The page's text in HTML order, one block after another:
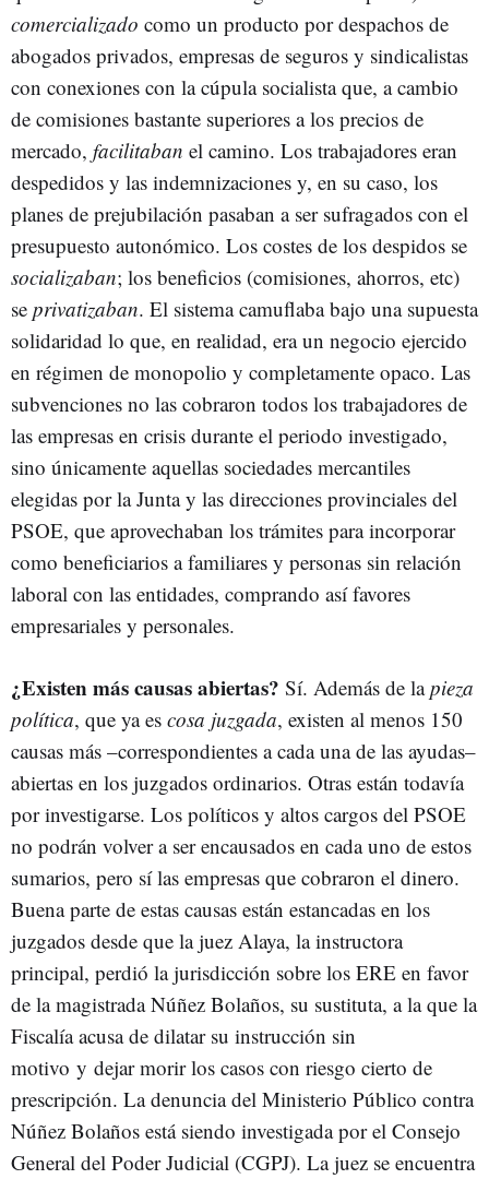
comercializado como un producto por despachos de
abogados privados, empresas de seguros y sindicalistas
con conexiones con la cúpula socialista que, a cambio
de comisiones bastante superiores a los precios de
mercado, facilitaban el camino. Los trabajadores eran
despedidos y las indemnizaciones y, en su caso, los
planes de prejubilación pasaban a ser sufragados con el
presupuesto autonómico. Los costes de los despidos se
socializaban; los beneficios (comisiones, ahorros, etc)
se privatizaban. El sistema camuflaba bajo una supuesta
solidaridad lo que, en realidad, era un negocio ejercido
en régimen de monopolio y completamente opaco. Las
subvenciones no las cobraron todos los trabajadores de
las empresas en crisis durante el periodo investigado,
sino únicamente aquellas sociedades mercantiles
elegidas por la Junta y las direcciones provinciales del
PSOE, que aprovechaban los trámites para incorporar
como beneficiarios a familiares y personas sin relación
laboral con las entidades, comprando así favores
empresariales y personales.
¿Existen más causas abiertas? Sí. Además de lapieza
política, que ya es cosa juzgada, existen al menos 150
causas más –correspondientes a cada una de las ayudas–
abiertas en los juzgados ordinarios. Otras están todavía
por investigarse. Los políticos y altos cargos del PSOE
no podrán volver a ser encausados en cada uno de estos
sumarios, pero sí las empresas que cobraron el dinero.
Buena parte de estas causas están estancadas en los
juzgados desde que la juez Alaya, la instructora
principal, perdió la jurisdicción sobre los ERE en favor
de la magistrada Núñez Bolaños, su sustituta, a la que la
Fiscalía acusa de dilatar su instrucción sin
motivo y dejar morir los casos con riesgo cierto de
prescripción. La denuncia del Ministerio Público contra
Núñez Bolaños está siendo investigada por el Consejo
General del Poder Judicial (CGPJ). La juez se encuentra